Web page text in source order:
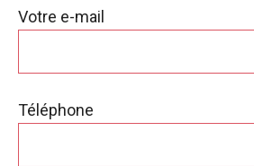
Votre e-mail
Téléphone